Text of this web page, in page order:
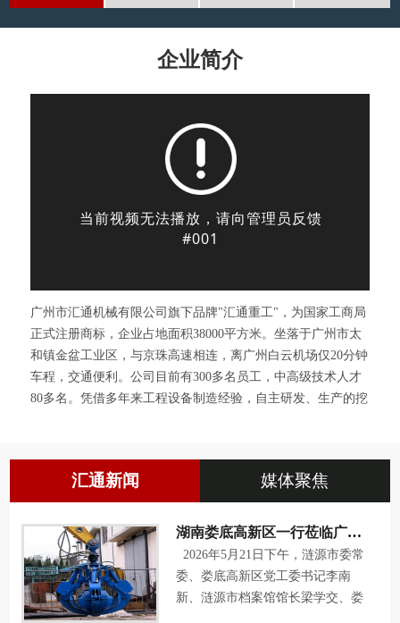
企业简介
广州市汇通机械有限公司旗下品牌"汇通重工"，为国家工商局
正式注册商标，企业占地面积38000平方米。坐落于广州市太
和镇金盆工业区，与京珠高速相连，离广州白云机场仅20分钟
车程，交通便利。公司目前有300多名员工，中高级技术人才
80多名。凭借多年来工程设备制造经验，自主研发、生产的挖
器、油缸、快换接头等工程机械零配件。
汇通新闻 媒体聚焦
湖南娄底高新区一行莅临广东汇通...
2026年5月21日下午，涟源市委常
委、娄底高新区党工委书记李南
新、涟源市档案馆馆长梁学交、娄